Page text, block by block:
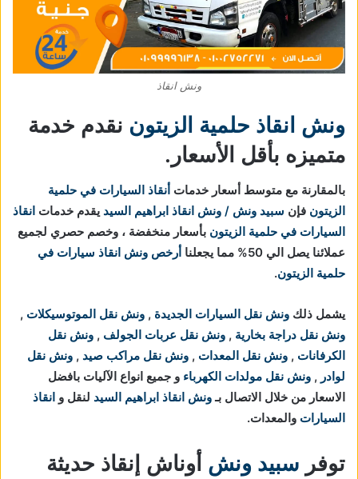
ونش انقاذ
ونش انقاذ حلمية الزيتون نقدم خدمة
متميزه بأقل الأسعار.
بالمقارنة مع متوسط أسعار خدمات أنقاذ السيارات في حلمية
الزيتون فإن سبيد ونش / ونش انقاذ ابراهيم السيد يقدم خدمات انقاذ
السيارات في حلمية الزيتون بأسعار منخفضة ، وخصم حصري لجميع
عملائنا يصل الي 50% مما يجعلنا
أرخص ونش انقاذ سيارات في
حلمية الزيتون.
يشمل ذلك ونش نقل السيارات الجديدة , ونش نقل الموتوسيكلات ,
ونش نقل دراجة بخارية , ونش نقل عربات الجولف , ونش نقل
الكرفانات , ونش نقل المعدات , ونش نقل مراكب صيد , ونش نقل
لوادر , ونش نقل مولدات الكهرباء و جميع انواع الآليات بافضل
الاسعار من خلال الاتصال بـونش انقاذ ابراهيم السيد لنقل و انقاذ
السيارات والمعدات.
توفر سبيد ونش أوناش إنقاذ حديثة